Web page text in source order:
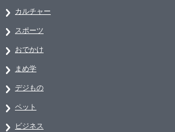
カルチャー
スポーツ
おでかけ
まめ学
デジもの
ペット
ビジネス